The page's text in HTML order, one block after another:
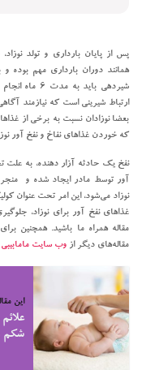
پس از پایان بارداری و تولد
همانند دوران بارداری مهم
شیردهی باید
ارتباط شیرینی است که نیازمند
بعضا نوزادان نسبت به برخی از
که خوردن غذاهای نفاخ و نفخ آور
نفخ یک حادثه آزار دهنده، به
آور توسط مادر ایجاد شده و منجر
نوزاد می‌شود، این امر تحت عنوان
غذاهای نفخ آور برای نوزاد،
مقاله همراه ما باشید. همچنین
مقاله‌های دیگر از وب سایت مامابیبی
این
شکم